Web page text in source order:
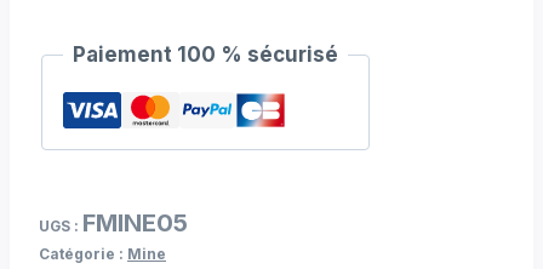
0.5
criterium
étui
mines
Paiement 100 % sécurisé
UGS : FMINE05
Catégorie : Mine